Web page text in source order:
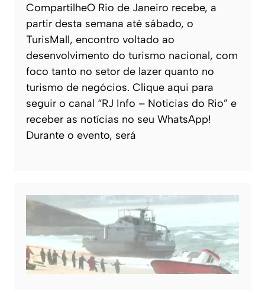
CompartilheO Rio de Janeiro recebe, a
partir desta semana até sábado, o
TurisMall, encontro voltado ao
desenvolvimento do turismo nacional, com
foco tanto no setor de lazer quanto no
turismo de negócios. Clique aqui para
seguir o canal “RJ Info – Noticias do Rio” e
receber as notícias no seu WhatsApp!
Durante o evento, será